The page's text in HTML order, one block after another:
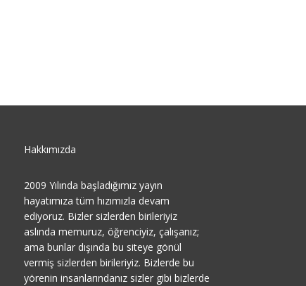
Hakkımızda
2009 Yılında başladığımız yayın
hayatımıza tüm hızımızla devam
ediyoruz. Bizler sizlerden birileriyiz
aslında memuruz, öğrenciyiz, çalışanız;
ama bunlar dışında bu siteye gönül
vermiş sizlerden birileriyiz. Bizlerde bu
yörenin insanlarındanız sizler gibi bizlerde